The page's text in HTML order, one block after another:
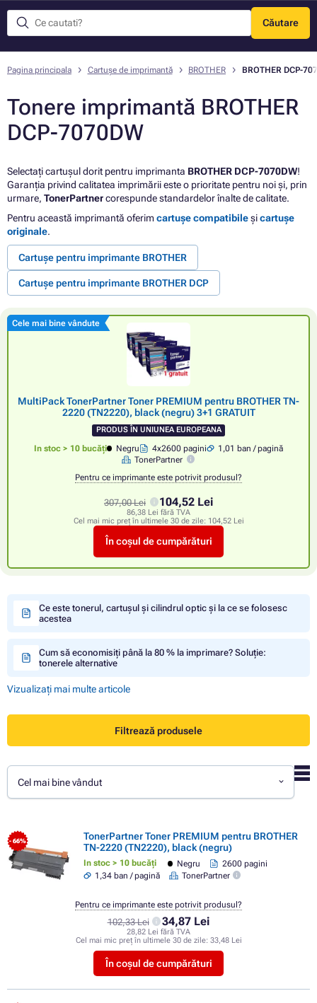
Căutare
Meniu
Pagina principala Cartușe de imprimantă BROTHER BROTHER DCP-
Tonere imprimantă BROTHER
DCP-7070DW
Selectați cartușul dorit pentru imprimanta BROTHER DCP-7070DW!
Garanția privind calitatea imprimării este o prioritate pentru noi și, prin
urmare, TonerPartnercorespunde standardelor înalte de calitate.
Pentru această imprimantă oferimcartușe compatibileșicartușe
originale.
Cartușe pentru imprimante BROTHER
Cartușe pentru imprimante BROTHER DCP
Cele mai bine vândute
MultiPack TonerPartner Toner PREMIUM pentru BROTHER TN-
2220 (TN2220), black (negru) 3+1 GRATUIT
PRODUS ÎN UNIUNEA EUROPEANA
In stoc > 10 bucăți Negru 4x2600 pagini
1,01 ban / pagină
TonerPartner
Pentru ce imprimante este potrivit produsul?
307,00 Lei 104,52 Lei
86,38 Lei fără TVA
Cel mai mic preț în ultimele 30 de zile: 104,52 Lei
În coșul de cumpărături
Ce este tonerul, cartușul și cilindrul optic și la ce se folosesc
acestea
Cum să economisiți până la 80 % la imprimare? Soluție:
tonerele alternative
Vizualizați mai multe articole
Filtrează produsele
Cel mai bine vândut
- 66%
TonerPartner Toner PREMIUM pentru BROTHER
TN-2220 (TN2220), black (negru)
In stoc > 10 bucăți Negru
2600 pagini
1,34 ban / pagină
TonerPartner
102,33 Lei 34,87 Lei
28,82 Lei fără TVA
Cel mai mic preț în ultimele 30 de zile: 33,48 Lei
În coșul de cumpărături
Pentru ce imprimante este potrivit produsul?